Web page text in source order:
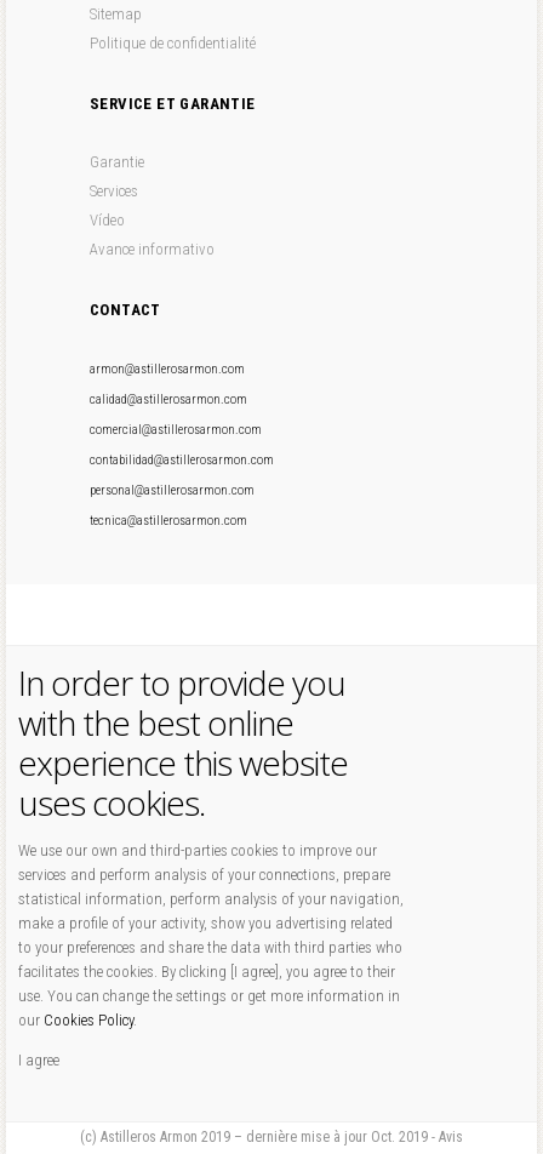
Sitemap
Politique de confidentialité
SERVICE ET GARANTIE
Garantie
Services
Vídeo
Avance informativo
CONTACT
armon@astillerosarmon.com
calidad@astillerosarmon.com
comercial@astillerosarmon.com
contabilidad@astillerosarmon.com
personal@astillerosarmon.com
tecnica@astillerosarmon.com
In order to provide you
with the best online
experience this website
uses cookies.
We use our own and third-parties cookies to improve our
services and perform analysis of your connections, prepare
statistical information, perform analysis of your navigation,
make a profile of your activity, show you advertising related
to your preferences and share the data with third parties who
facilitates the cookies. By clicking [I agree], you agree to their
use. You can change the settings or get more information in
our Cookies Policy.
I agree
(c) Astilleros Armon 2019 – dernière mise à jour Oct. 2019 - Avis